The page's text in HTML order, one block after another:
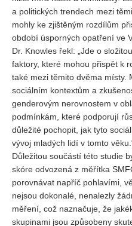
a politických trendech mezi
mohly ke zjištěným rozdílům
období úsporných opatření ve
Dr. Knowles řekl: „Jde o
faktory, které mohou přispět k
také mezi těmito dvěma místy.
sociálním kontextům a
genderovým nerovnostem v
podmínkám, které podporují
důležité pochopit, jak tyto
vývoj mladých lidí v tomto
Důležitou součástí této studie
skóre odvozená z měřítka
porovnávat napříč pohlavími,
nejsou dokonalé, nenalezly
měření, což naznačuje, že
skupinami jsou způsobeny